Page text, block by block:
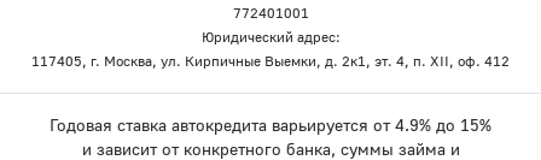
772401001
Юридический адрес:
117405, г. Москва, ул. Кирпичные Выемки, д. 2к1, эт. 4, п. XII, оф. 412
Годовая ставка автокредита варьируется от 4.9% до 15%
и зависит от конкретного банка, суммы займа и